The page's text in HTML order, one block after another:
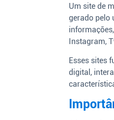
Um site de
gerado pelo
Instagram,
Esses sites
digital,